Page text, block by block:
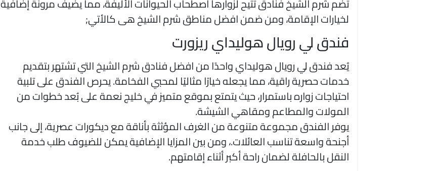
تضم شرم الشيخ فنادق تتيح لزوارها اصطحاب الحيوانات الأليفة، مما يضيف مرونة إضافية
لخيارات الإقامة، ومن ضمن افضل مناطق شرم الشيخ هى كالأتي;
فندق لي رويال هوليداي ريزورت
يُعد فندق لي رويال هوليداي واحدًا من افضل فنادق شرم الشيخ التي تشتهر بتقديم
خدمات حصرية راقية، مما يجعله خيارًا مثاليًا لمحبي الفخامة. يحرص الفندق على تلبية
احتياجات زواره باستمرار، حيث يتمتع بموقع متميز في خليج نعمة على بُعد خطوات من
المولات والمطاعم ومقاهي الشيشة.
يوفر الفندق مجموعة متنوعة من الغرف المؤثثة بأناقة مع ديكورات عصرية، إلى جانب
أجنحة واسعة تناسب العائلات.، ومن بين المزايا الإضافية يمكن للضيوف طلب خدمة
النقل بالحافلة لضمان راحة أكبر أثناء إقامتهم.